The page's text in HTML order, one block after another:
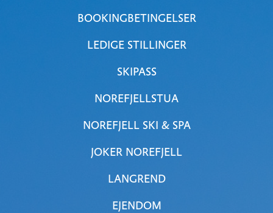
BOOKINGBETINGELSER
LEDIGE STILLINGER
SKIPASS
NOREFJELLSTUA
NOREFJELL SKI & SPA
JOKER NOREFJELL
LANGREND
EJENDOM